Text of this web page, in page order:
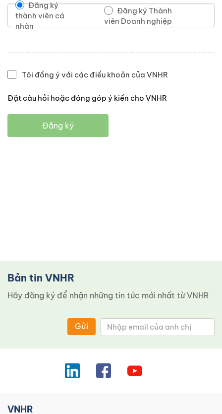
Đăng ký
thành viên cá
nhân
Đăng ký Thành
viên Doanh nghiệp
Tôi đồng ý với các điều khoản của VNHR
Đặt câu hỏi hoặc đóng góp ý kiến cho VNHR
Đăng ký
Bản tin VNHR
Hãy đăng ký để nhận những tin tức mới nhất từ ​​VNHR
Gửi
VNHR